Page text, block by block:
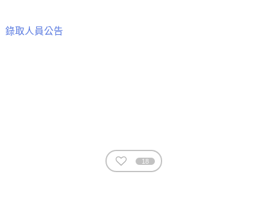
錄取人員公告
18